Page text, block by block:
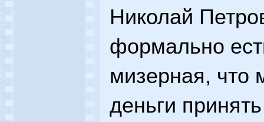
Николай
формально
мизерная, что
деньги